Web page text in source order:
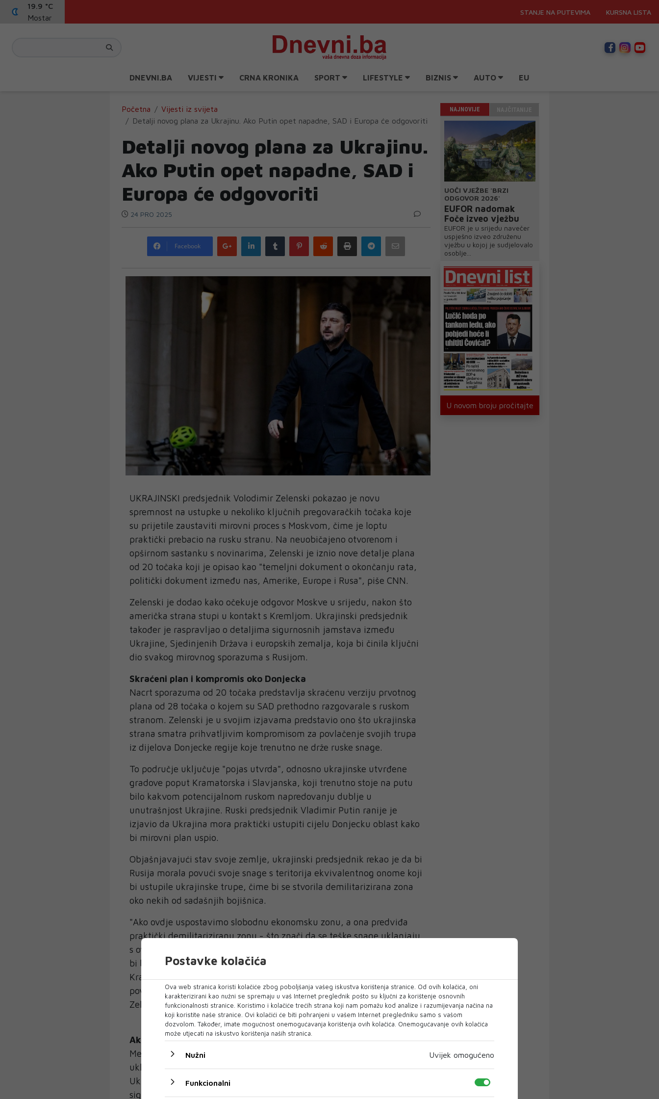
19.9 °C
Mostar
STANJE NA PUTEVIMA KURSNA LISTA
DNEVNI.BA VIJESTI CRNA KRONIKA SPORT LIFESTYLE BIZNIS AUTO EU
Početna
Vijesti iz svijeta
Detalji novog plana za Ukrajinu. Ako Putin opet napadne, SAD i Europa će odgovoriti
Detalji novog plana za Ukrajinu.
Ako Putin opet napadne, SAD i
Europa će odgovoriti
24 PRO 2025
Facebook
Google
plus
LinkedIn Tumblr PinterestReddit Print Telegram
UKRAJINSKI predsjednik Volodimir Zelenski pokazao je novu
spremnost na ustupke u nekoliko ključnih pregovaračkih točaka koje
su prijetile zaustaviti mirovni proces s Moskvom, čime je loptu
praktički prebacio na rusku stranu. Na neuobičajeno otvorenom i
opširnom sastanku s novinarima, Zelenski je iznio nove detalje plana
od 20 točaka koji je opisao kao "temeljni dokument o okončanju rata,
politički dokument između nas, Amerike, Europe i Rusa", piše CNN.
Zelenski je dodao kako očekuje odgovor Moskve u srijedu, nakon što
američka strana stupi u kontakt s Kremljom. Ukrajinski predsjednik
također je raspravljao o detaljima sigurnosnih jamstava između
Ukrajine, Sjedinjenih Država i europskih zemalja, koja bi činila ključni
dio svakog mirovnog sporazuma s Rusijom.
Skraćeni plan i kompromis oko Donjecka
Nacrt sporazuma od 20 točaka predstavlja skraćenu verziju prvotnog
plana od 28 točaka o kojem su SAD prethodno razgovarale s ruskom
stranom. Zelenski je u svojim izjavama predstavio ono što ukrajinska
strana smatra prihvatljivim kompromisom za povlačenje svojih trupa
iz dijelova Donjecke regije koje trenutno ne drže ruske snage.
To područje uključuje "pojas utvrda", odnosno ukrajinske utvrđene
gradove poput Kramatorska i Slavjanska, koji trenutno stoje na putu
bilo kakvom potencijalnom ruskom napredovanju dublje u
unutrašnjost Ukrajine. Ruski predsjednik Vladimir Putin ranije je
izjavio da Ukrajina mora praktički ustupiti cijelu Donjecku oblast kako
bi mirovni plan uspio.
Objašnjavajući stav svoje zemlje, ukrajinski predsjednik rekao je da bi
Rusija morala povući svoje snage s teritorija ekvivalentnog onome koji
bi ustupile ukrajinske trupe, čime bi se stvorila demilitarizirana zona
oko nekih od sadašnjih bojišnica.
"Ako ovdje uspostavimo slobodnu ekonomsku zonu, a ona predviđa
praktički demilitariziranu zonu - što znači da se teške snage uklanjaju
s ovog područja - i udaljenost, na primjer, iznosi 40 kilometara (moglo
bi biti pet, 10 ili 40 kilometara) - tada, ako su ova dva grada,
Kramatorsk i Slavjansk, naša slobodna ekonomska zona, Rusi bi morali
povući svoje trupe u skladu s tim za pet, 10 ili 40 kilometara," rekao je
Zelenski.
Ako Rusija opet napadne, SAD i Europa će odgovoriti
Među ostalim ključnim točkama nacrta plana koje je Zelenski iznio,
uključujući predložene izmjene Kijeva, nalaze se potvrda suvereniteta
Ukrajine i sporazum o nenapadanju između Rusije i Ukrajine, kao i
sigurnosna jamstva koja bi Ukrajini pružili SAD, NATO i europske
NAJNOVIJE
UOČI VJEŽBE 'BRZI
ODGOVOR 2026'
EUFOR nadomak
Foče izveo vježbu
EUFOR je u srijedu navečer
uspješno izveo združenu
vježbu u kojoj je sudjelovalo
osoblje...
U novom broju pročitajte
Postavke kolačića
Ova web stranica koristi kolačiće zbog poboljšanja vašeg iskustva korištenja stranice. Od ovih kolačića, oni
karakterizirani kao nužni se spremaju u vaš Internet preglednik pošto su ključni za korištenje osnovnih
funkcionalnosti stranice. Koristimo i kolačiće trećih strana koji nam pomažu kod analize i razumijevanja načina na
koji koristite naše stranice. Ovi kolačići će biti pohranjeni u vašem Internet pregledniku samo s vašom
dozvolom. Također, imate mogućnost onemogućavanja korištenja ovih kolačića. Onemogućavanje ovih kolačića
može utjecati na iskustvo korištenja naših stranica.
Nužni Uvijek omogućeno
Funkcionalni